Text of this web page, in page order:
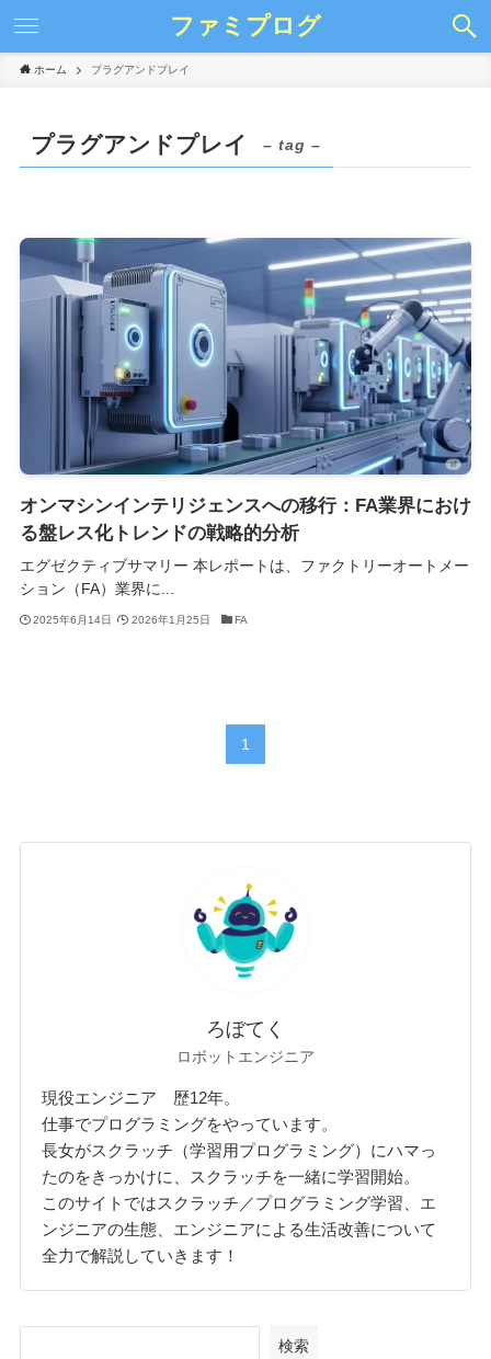
ファミプログ
ホーム プラグアンドプレイ
プラグアンドプレイ – tag –
オンマシンインテリジェンスへの移行：FA業界におけ
る盤レス化トレンドの戦略的分析
エグゼクティブサマリー 本レポートは、ファクトリーオートメー
ション（FA）業界に...
2025年6月14日 2026年1月25日 FA
1
ろぼてく
ロボットエンジニア
現役エンジニア 歴12年。
仕事でプログラミングをやっています。
長女がスクラッチ（学習用プログラミング）にハマっ
たのをきっかけに、スクラッチを一緒に学習開始。
このサイトではスクラッチ／プログラミング学習、エ
ンジニアの生態、エンジニアによる生活改善について
全力で解説していきます！
検索